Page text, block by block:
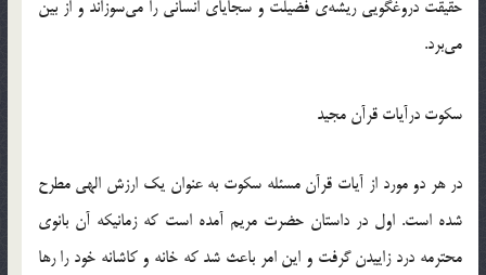
حقیقت دروغگویی ریشه‌ی فضیلت و سجایای انسانی را می‌سوزاند و از بین
می‌برد.
سکوت درآیات قرآن مجید
در هر دو مورد از آیات قرآن مسئله سکوت به عنوان یک ارزش الهی مطرح
شده است. اول در داستان حضرت مریم آمده است که زمانیکه آن بانوی
محترمه درد زاییدن گرفت و این امر باعث شد که خانه و کاشانه خود را رها